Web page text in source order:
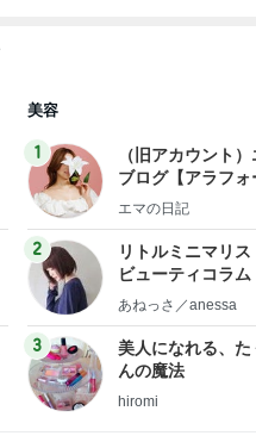
美容
1
（旧アカウント
ブログ【アラフォ
社売却セカンドラ
エマの日記
2
リトルミニマリス
ビューティコラ
little
あねっさ／anessa
3
美人になれる、た
んの魔法
hiromi